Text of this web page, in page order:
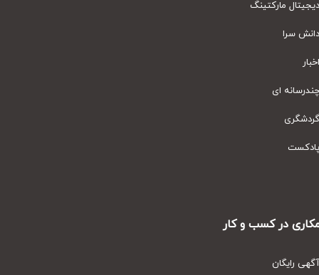
مارکتینگ
سرا
ای
در کسب و کار
رایگان